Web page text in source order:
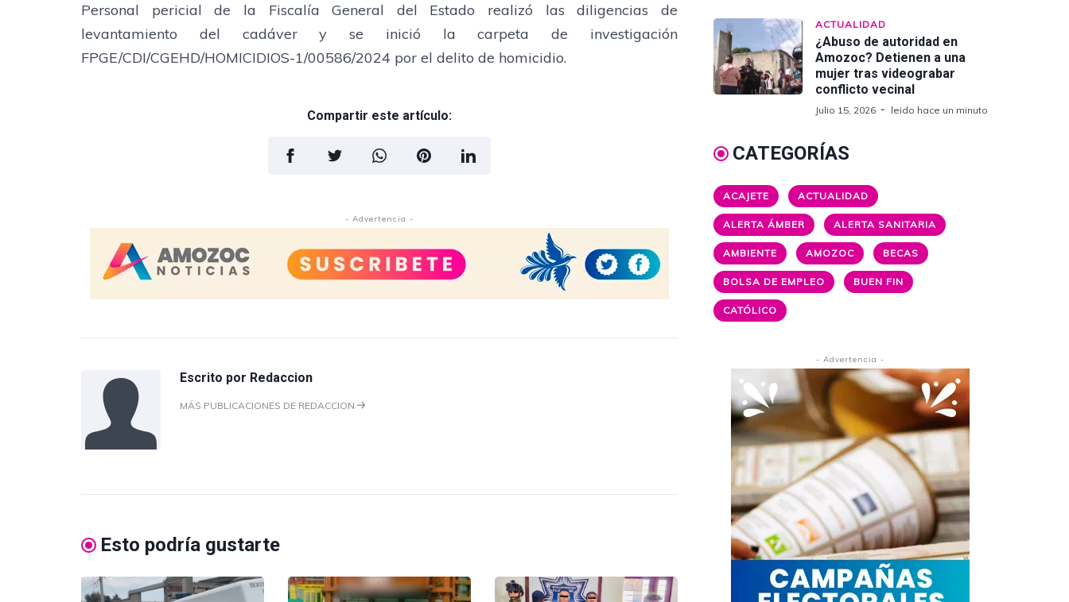
Personal pericial de la Fiscalía General del Estado realizó las diligencias de
levantamiento del cadáver y se inició la carpeta de investigación
FPGE/CDI/CGEHD/HOMICIDIOS-1/00586/2024 por el delito de homicidio.
Compartir este artículo:
- Advertencia -
Escrito por Redaccion
MÁS PUBLICACIONES DE REDACCION
Esto podría gustarte
ACTUALIDAD
¿Abuso de autoridad en
Amozoc? Detienen a una
mujer tras videograbar
conflicto vecinal
Julio 15, 2026 leido hace un minuto
CATEGORÍAS
ACAJETE ACTUALIDAD
ALERTA ÁMBER ALERTA SANITARIA
AMBIENTE AMOZOC BECAS
BOLSA DE EMPLEO BUEN FIN
CATÓLICO
- Advertencia -